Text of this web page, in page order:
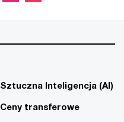
Sztuczna Inteligencja (AI)
Ceny transferowe